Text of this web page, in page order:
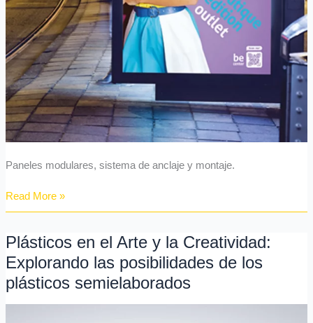
Paneles modulares, sistema de anclaje y montaje.
Read More »
Plásticos en el Arte y la Creatividad:
Explorando las posibilidades de los
plásticos semielaborados
Plásticos
en
el
Arte
y